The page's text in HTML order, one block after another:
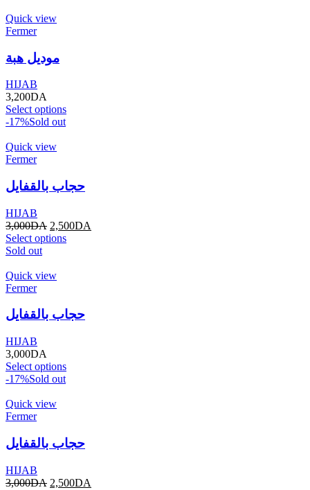
Quick view
Fermer
موديل هبة
HIJAB
3,200DA
Select options
-17%Sold out
Quick view
Fermer
حجاب بالقفايل
HIJAB
3,000DA 2,500DA
Select options
Sold out
Quick view
Fermer
حجاب بالقفايل
HIJAB
3,000DA
Select options
-17%Sold out
Quick view
Fermer
حجاب بالقفايل
HIJAB
3,000DA 2,500DA